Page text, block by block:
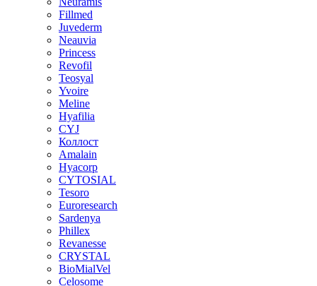
Fillmed
Juvederm
Neauvia
Princess
Revofil
Teosyal
Yvoire
Meline
Hyafilia
CYJ
Коллост
Amalain
Hyacorp
CYTOSIAL
Tesoro
Euroresearch
Sardenya
Phillex
Revanesse
CRYSTAL
BioMialVel
Celosome